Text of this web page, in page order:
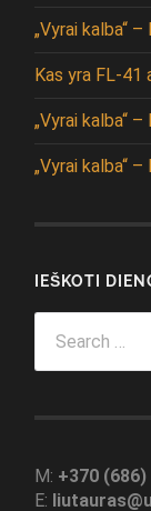
„Vyrai kalba“
Kas yra FL-41
„Vyrai kalba“
„Vyrai kalba“
IEŠKOTI
for:
M: +370 (686)
E: